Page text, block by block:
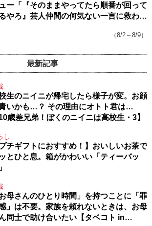
ー「『そのままやってたら順番が回って
やろ』芸人仲間の何気ない一言に救われ
（8/2～8/9）
最新記事
生のニイニが帰宅したら様子が変。お顔
いかも…？ その理由にオトト君は…
10歳差兄弟！ぼくのニイニは高校生・3】
し
プチギフトにおすすめ！】おいしいお茶で
とひと息。箱がかわいい「ティーバッ
お母さんのひとり時間」を持つことに「罪
」は不要。家族を頼れないときは、お母
同士で助け合いたい【タベコト in